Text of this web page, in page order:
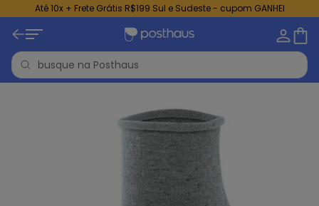
Até 10x + Frete Grátis R$199 Sul e Sudeste - cupom GANHEI